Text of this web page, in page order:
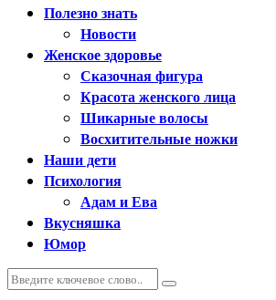
Полезно знать
Новости
Женское здоровье
Сказочная фигура
Красота женского лица
Шикарные волосы
Восхитительные ножки
Наши дети
Психология
Адам и Ева
Вкусняшка
Юмор
Искать:
Поиск